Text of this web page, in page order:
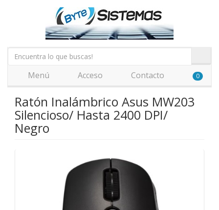
Menú Acceso Contacto 0
Ratón Inalámbrico Asus MW203
Silencioso/ Hasta 2400 DPI/
Negro